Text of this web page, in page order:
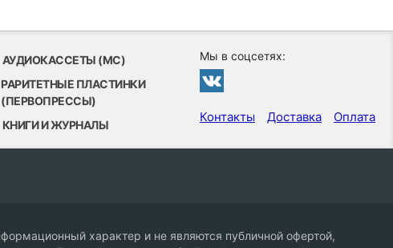
АУДИОКАССЕТЫ (MC)
РАРИТЕТНЫЕ ПЛАСТИНКИ
(ПЕРВОПРЕССЫ)
КНИГИ И ЖУРНАЛЫ
Мы в соцсетях:
Контакты Доставка Оплата
характер и не являются публичной офертой,